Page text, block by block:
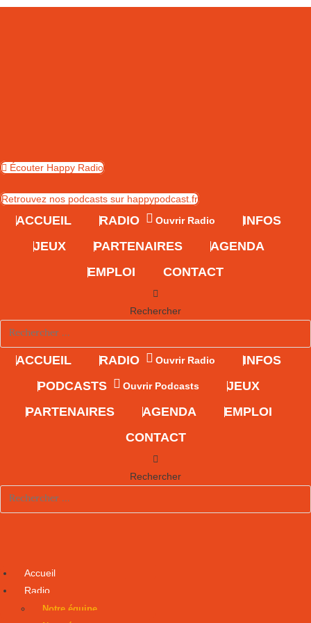
Skip
Écouter Happy Radio
Retrouvez nos podcasts sur happypodcast.fr
ACCUEIL RADIO Ouvrir Radio
INFOS
JEUX
PARTENAIRES
AGENDA
EMPLOI
CONTACT
Rechercher
ACCUEIL RADIO Ouvrir Radio
INFOS
PODCASTS
Ouvrir Podcasts
JEUX
PARTENAIRES
AGENDA
EMPLOI
CONTACT
Rechercher
Accueil
Radio
Notre équipe